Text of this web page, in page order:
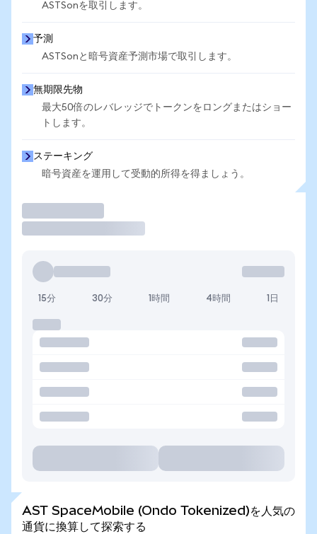
ASTSonを取引します。
予測
ASTSonと暗号資産予測市場で取引します。
無期限先物
最大50倍のレバレッジでトークンをロングまたはショー
トします。
ステーキング
暗号資産を運用して受動的所得を得ましょう。
15分 30分 1時間 4時間 1日
AST SpaceMobile (Ondo Tokenized)を人気の
通貨に換算して探索する